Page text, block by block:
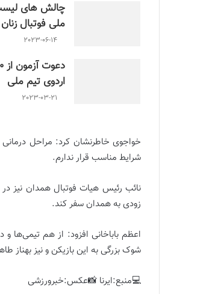
چالش هاى
ملى فوتبال زنان
2023-06-14
اردوی تیم ملی
2023-03-21
خواجوی خاطرنشان کرد: مراحل درمانی
شرایط مناسب قرار ندارم.
نائب رئیس هیات فوتبال همدان نیز
زودی به همدان سفر کند.
اعظم باباخانی افزود: از هم تیمی‌ها و
شوک بزرگی به این بازیکن و نیز بهناز
💻منبع:ایرنا 📸عکس:خبرورزشی